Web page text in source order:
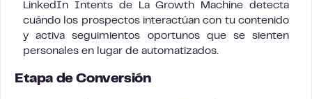
LinkedIn Intents de La Growth Machine detecta
cuándo los prospectos interactúan con tu contenido
y activa seguimientos oportunos que se sienten
personales en lugar de automatizados.
Etapa de Conversión